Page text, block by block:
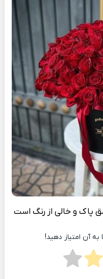
پاک و خالی از رنگ است
آن امتیاز دهید!